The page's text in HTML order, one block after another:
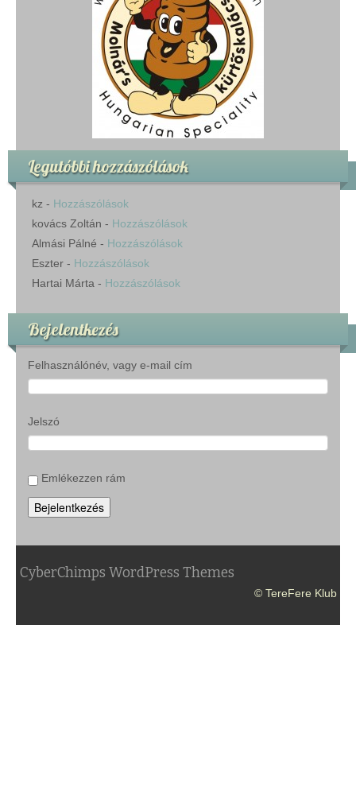
Legutóbbi hozzászólások
kz - Hozzászólások
kovács Zoltán - Hozzászólások
Almási Pálné - Hozzászólások
Eszter - Hozzászólások
Hartai Márta - Hozzászólások
Bejelentkezés
Felhasználónév, vagy e-mail cím
Jelszó
Emlékezzen rám
Bejelentkezés
CyberChimps WordPress Themes
© TereFere Klub